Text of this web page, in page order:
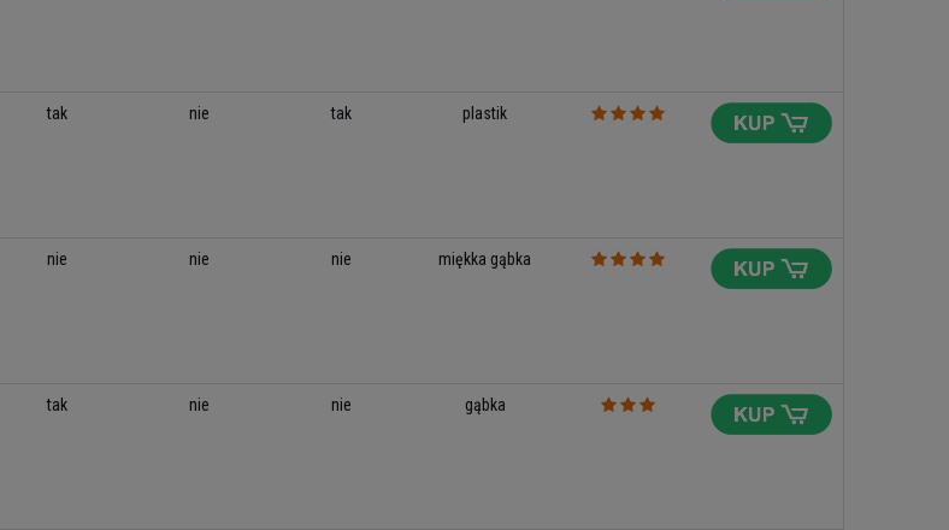
tak nie tak plastik
nie nie nie miękka gąbka
tak nie nie gąbka